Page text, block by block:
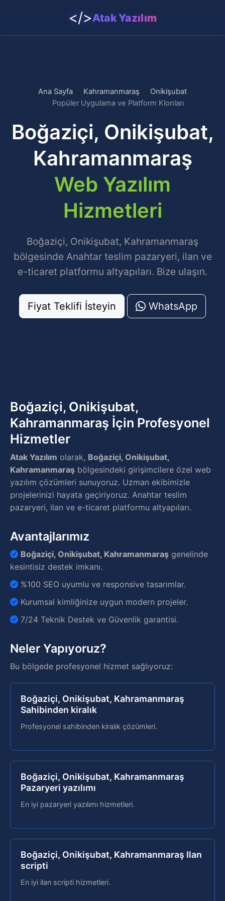
</>Atak Yazılım
Ana Sayfa Kahramanmaraş
Onikişubat
Popüler Uygulama ve Platform Klonları
Boğaziçi, Onikişubat,
Kahramanmaraş
Web Yazılım
Hizmetleri
Boğaziçi, Onikişubat, Kahramanmaraş
bölgesinde Anahtar teslim pazaryeri, ilan ve
e-ticaret platformu altyapıları. Bize ulaşın.
Fiyat Teklifi İsteyin WhatsApp
Boğaziçi, Onikişubat,
Kahramanmaraş İçin Profesyonel
Hizmetler
Atak Yazılım olarak, Boğaziçi, Onikişubat,
Kahramanmaraş bölgesindeki girişimcilere özel web
yazılım çözümleri sunuyoruz. Uzman ekibimizle
projelerinizi hayata geçiriyoruz. Anahtar teslim
pazaryeri, ilan ve e-ticaret platformu altyapıları.
Avantajlarımız
Boğaziçi, Onikişubat, Kahramanmaraş genelinde
kesintisiz destek imkanı.
%100 SEO uyumlu ve responsive tasarımlar.
Kurumsal kimliğinize uygun modern projeler.
7/24 Teknik Destek ve Güvenlik garantisi.
Neler Yapıyoruz?
Bu bölgede profesyonel hizmet sağlıyoruz:
Boğaziçi, Onikişubat, Kahramanmaraş
Sahibinden kiralık
Profesyonel sahibinden kiralık çözümleri.
Boğaziçi, Onikişubat, Kahramanmaraş
Pazaryeri yazılımı
En iyi pazaryeri yazılımı hizmetleri.
Boğaziçi, Onikişubat, Kahramanmaraş Ilan
scripti
En iyi ilan scripti hizmetleri.